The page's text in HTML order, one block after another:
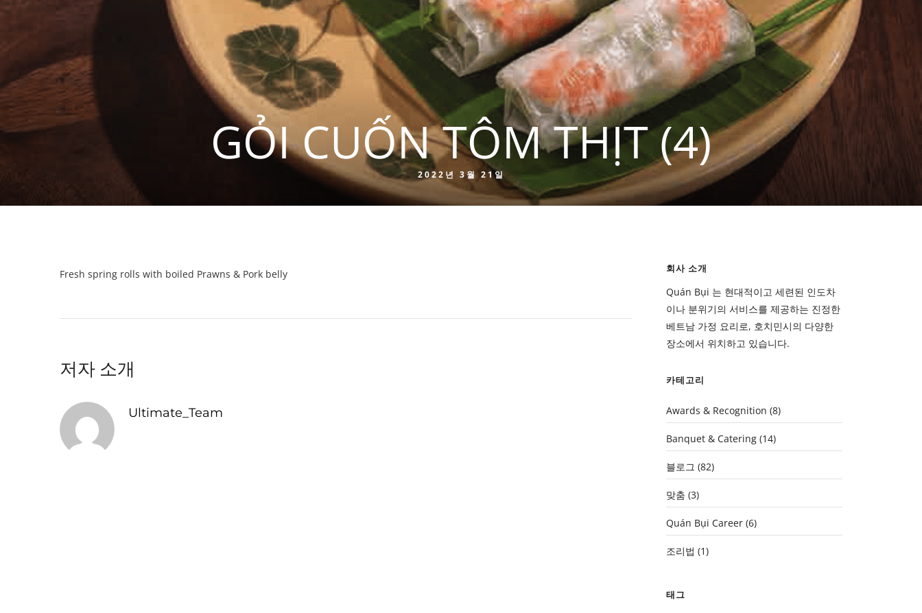
GỎI CUỐN TÔM THỊT (4)
2022년 3월 21일
Fresh spring rolls with boiled Prawns & Pork belly
저자 소개
Ultimate_Team
회사 소개
Quán Bụi 는 현대적이고 세련된 인도차
이나 분위기의 서비스를 제공하는 진정한
베트남 가정 요리로, 호치민시의 다양한
장소에서 위치하고 있습니다.
카테고리
Awards & Recognition (8)
Banquet & Catering (14)
블로그 (82)
맞춤 (3)
Quán Bụi Career (6)
조리법 (1)
태그